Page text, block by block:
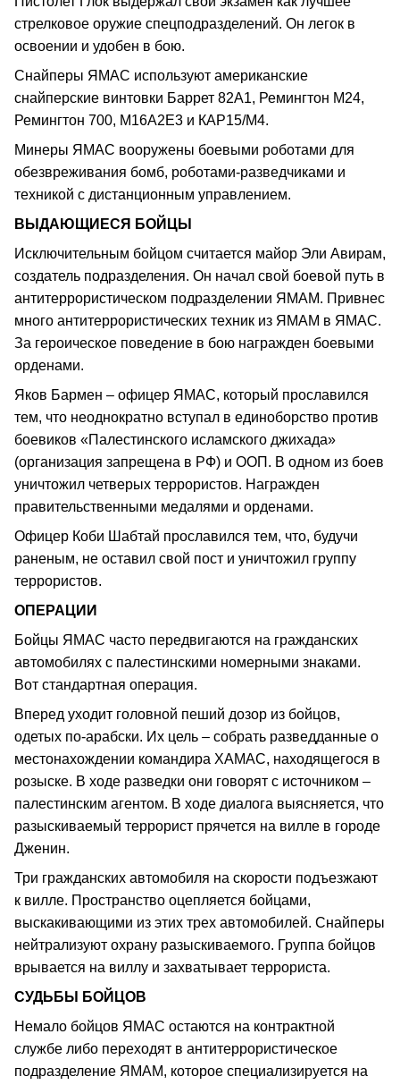
стрелковое оружие спецподразделений. Он легок в
освоении и удобен в бою.
Снайперы ЯМАС используют американские
снайперские винтовки Баррет 82А1, Ремингтон М24,
Ремингтон 700, М16А2Е3 и КАР15/М4.
Минеры ЯМАС вооружены боевыми роботами для
обезвреживания бомб, роботами-разведчиками и
техникой с дистанционным управлением.
ВЫДАЮЩИЕСЯ БОЙЦЫ
Исключительным бойцом считается майор Эли Авирам,
создатель подразделения. Он начал свой боевой путь в
антитеррористическом подразделении ЯМАМ. Привнес
много антитеррористических техник из ЯМАМ в ЯМАС.
За героическое поведение в бою награжден боевыми
орденами.
Яков Бармен – офицер ЯМАС, который прославился
тем, что неоднократно вступал в единоборство против
боевиков «Палестинского исламского джихада»
(организация запрещена в РФ) и ООП. В одном из боев
уничтожил четверых террористов. Награжден
правительственными медалями и орденами.
Офицер Коби Шабтай прославился тем, что, будучи
раненым, не оставил свой пост и уничтожил группу
террористов.
ОПЕРАЦИИ
Бойцы ЯМАС часто передвигаются на гражданских
автомобилях с палестинскими номерными знаками.
Вот стандартная операция.
Вперед уходит головной пеший дозор из бойцов,
одетых по-арабски. Их цель – собрать разведданные о
местонахождении командира ХАМАС, находящегося в
розыске. В ходе разведки они говорят с источником –
палестинским агентом. В ходе диалога выясняется, что
разыскиваемый террорист прячется на вилле в городе
Дженин.
Три гражданских автомобиля на скорости подъезжают
к вилле. Пространство оцепляется бойцами,
выскакивающими из этих трех автомобилей. Снайперы
нейтрализуют охрану разыскиваемого. Группа бойцов
врывается на виллу и захватывает террориста.
СУДЬБЫ БОЙЦОВ
Немало бойцов ЯМАС остаются на контрактной
службе либо переходят в антитеррористическое
подразделение ЯМАМ, которое специализируется на